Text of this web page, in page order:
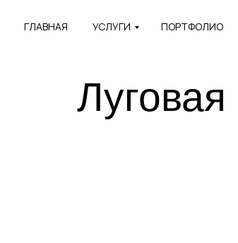
ПОРТФОЛИО
УСЛУГИ
ГЛАВНАЯ
Луговая